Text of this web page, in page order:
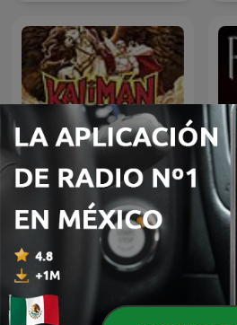
Kalimán | 01 Los
Profanadores de Tumbas
-1963